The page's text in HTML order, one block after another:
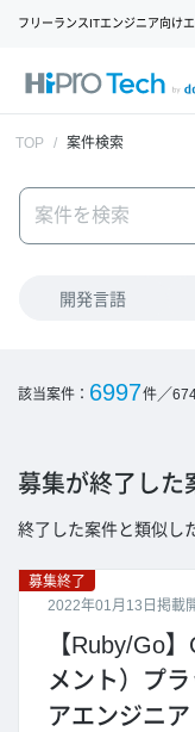
フリーランスITエンジニア向け
TOP 案件検索
開発言語
該当案件： 6997件／
募集が終了した
終了した案件と類似し
募集終了
2022年01月13日掲載
【Ruby/Go
メント）プ
アエンジニア